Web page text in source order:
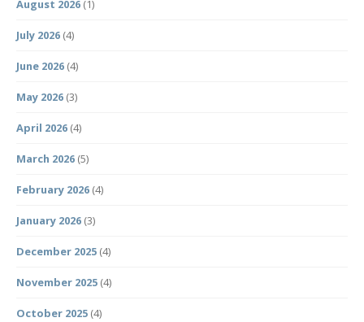
August 2026 (1)
July 2026 (4)
June 2026 (4)
May 2026 (3)
April 2026 (4)
March 2026 (5)
February 2026 (4)
January 2026 (3)
December 2025 (4)
November 2025 (4)
October 2025 (4)